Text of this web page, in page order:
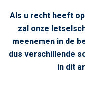
Als u recht heeft
zal onze
meenemen in de
dus verschillende
in dit